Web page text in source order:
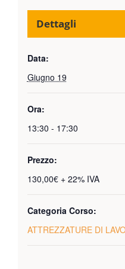
Dettagli
Data:
Giugno 19
Ora:
13:30 - 17:30
Prezzo:
130,00€ + 22% IVA
Categoria Corso:
ATTREZZATURE DI